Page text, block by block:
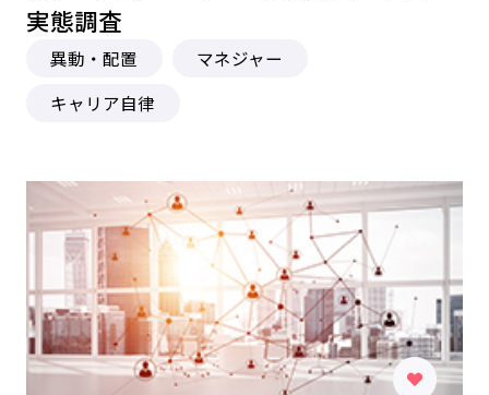
実態調査
異動・配置
マネジャー
キャリア自律